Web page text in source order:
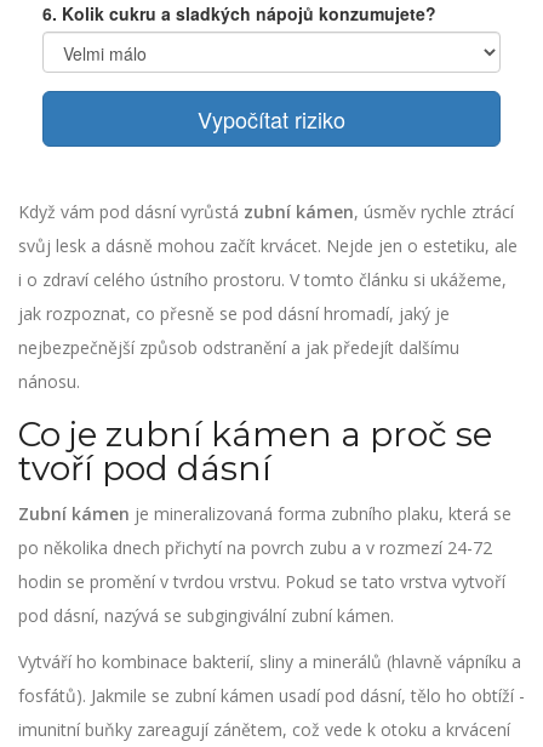
6. Kolik cukru a sladkých nápojů konzumujete?
Vypočítat riziko
Když vám pod dásní vyrůstá zubní kámen, úsměv rychle ztrácí
svůj lesk a dásně mohou začít krvácet. Nejde jen o estetiku, ale
i o zdraví celého ústního prostoru. V tomto článku si ukážeme,
jak rozpoznat, co přesně se pod dásní hromadí, jaký je
nejbezpečnější způsob odstranění a jak předejít dalšímu
nánosu.
Co je zubní kámen a proč se
tvoří pod dásní
Zubní kámen je mineralizovaná forma zubního plaku, která se
po několika dnech přichytí na povrch zubu a v rozmezí 24-72
hodin se promění v tvrdou vrstvu. Pokud se tato vrstva vytvoří
pod dásní, nazývá se subgingivální zubní kámen.
Vytváří ho kombinace bakterií, sliny a minerálů (hlavně vápníku a
fosfátů). Jakmile se zubní kámen usadí pod dásní, tělo ho obtíží -
imunitní buňky zareagují zánětem, což vede k otoku a krvácení